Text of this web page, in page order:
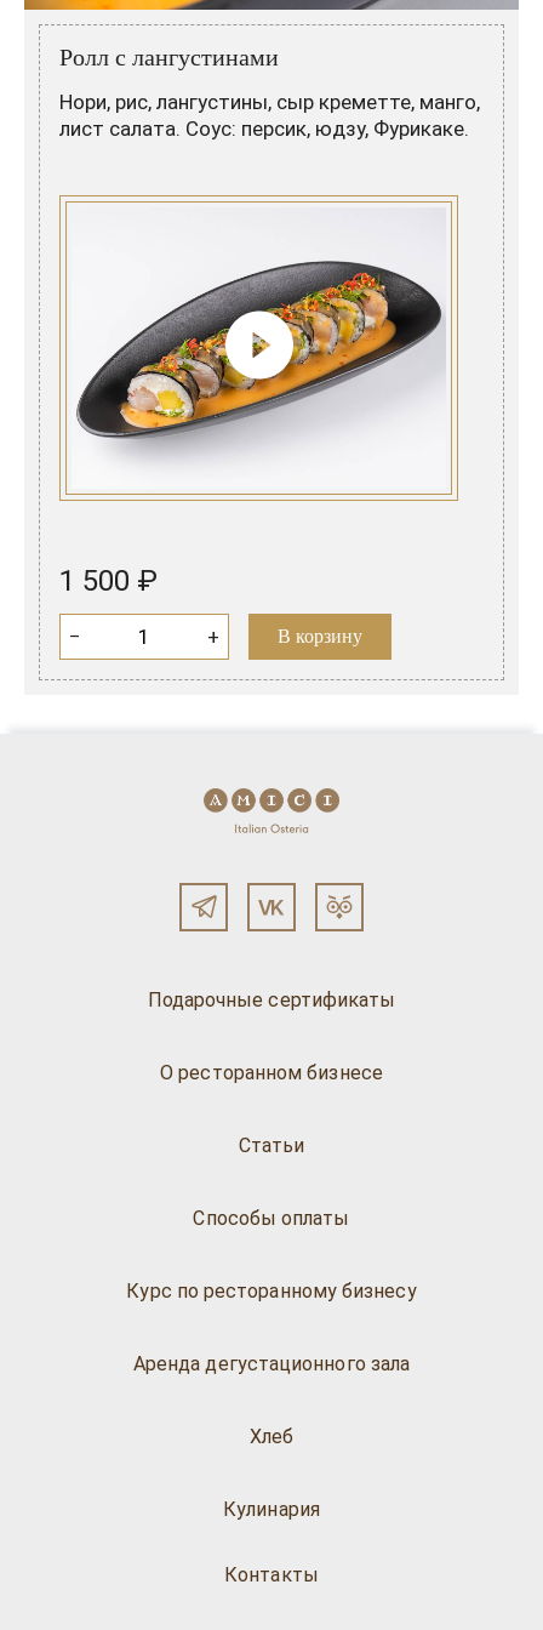
Итальянские вина
Французские вина
Граппа
Водка
Пиво
Ролл с лангустинами
Нори, рис, лангустины, сыр креметте, манго,
лист салата. Соус: персик, юдзу, Фурикаке.
1 500 ₽
− + В корзину
Подарочные сертификаты
О ресторанном бизнесе
Статьи
Способы оплаты
Курс по ресторанному бизнесу
Аренда дегустационного зала
Хлеб
Кулинария
Контакты